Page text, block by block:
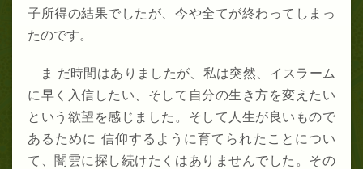
子所得の結果でしたが、今や全てが終わってしまっ
たのです。
ま だ時間はありましたが、私は突然、イスラーム
に早く入信したい、そして自分の生き方を変えたい
という欲望を感じました。そして人生が良いもので
あるために 信仰するように育てられたことについ
て、闇雲に探し続けたくはありませんでした。その